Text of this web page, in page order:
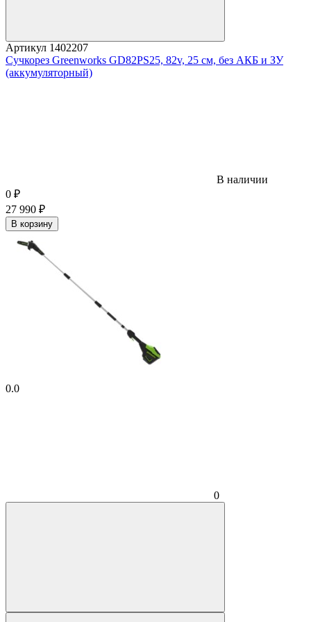
Артикул 1402207
Сучкорез Greenworks GD82PS25, 82v, 25 см, без АКБ и ЗУ
(аккумуляторный)
В наличии
0 ₽
27 990 ₽
В корзину
0.0
0